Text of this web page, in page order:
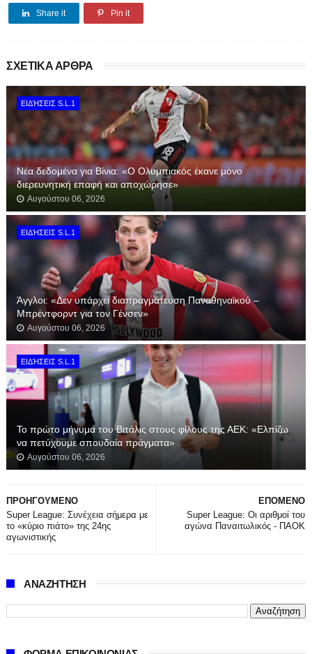
Share it Pin it
ΣΧΕΤΙΚΑ ΑΡΘΡΑ
ΕΙΔΉΣΕΙΣ S.L.1
Νέα δεδομένα για Βίνια: «Ο Ολυμπιακός έκανε μόνο
διερευνητική επαφή και αποχώρησε»
Αυγούστου 06, 2026
ΕΙΔΉΣΕΙΣ S.L.1
Άγγλοι: «Δεν υπάρχει διαπραγμάτευση Παναθηναϊκού –
Μπρέντφορντ για τον Γένσεν»
Αυγούστου 06, 2026
ΕΙΔΉΣΕΙΣ S.L.1
Το πρώτο μήνυμα του Βιτάλις στους φίλους της ΑΕΚ: «Ελπίζω
να πετύχουμε σπουδαία πράγματα»
Αυγούστου 06, 2026
ΕΠΟΜΕΝΟ
Super League: Οι αριθμοί του
αγώνα Παναιτωλικός - ΠΑΟΚ
ΠΡΟΗΓΟΥΜΕΝΟ
Super League: Συνέχεια σήμερα με
το «κύριο πιάτο» της 24ης
αγωνιστικής
ΑΝΑΖΗΤΗΣΗ